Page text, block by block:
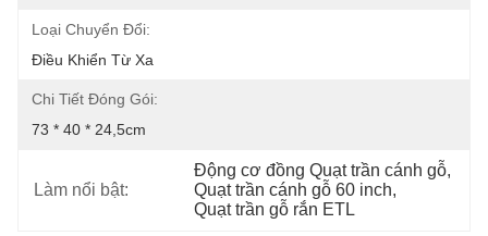
Loại Chuyển Đổi:
Điều Khiển Từ Xa
Chi Tiết Đóng Gói:
73 * 40 * 24,5cm
Làm nổi bật:
Động cơ đồng Quạt trần cánh gỗ
Quạt trần cánh gỗ 60 inch,
Quạt trần gỗ rắn ETL